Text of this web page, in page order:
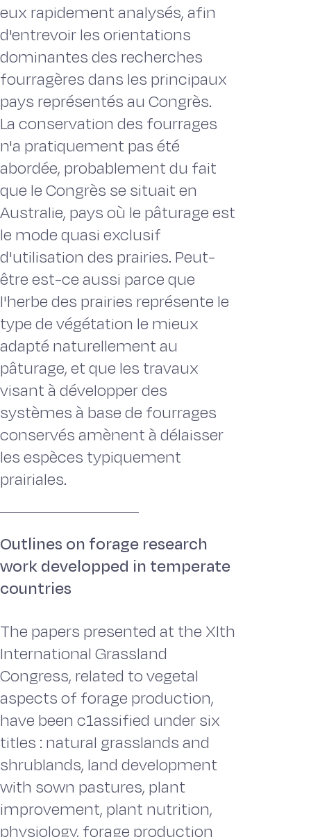
eux rapidement analysés, afin
d'entrevoir les orientations
dominantes des recherches
fourragères dans les principaux
pays représentés au Congrès.
La conservation des fourrages
n'a pratiquement pas été
abordée, probablement du fait
que le Congrès se situait en
Australie, pays où le pâturage est
le mode quasi exclusif
d'utilisation des prairies. Peut-
être est-ce aussi parce que
l'herbe des prairies représente le
type de végétation le mieux
adapté naturellement au
pâturage, et que les travaux
visant à développer des
systèmes à base de fourrages
conservés amènent à délaisser
les espèces typiquement
prairiales.
Outlines on forage research
work developped in temperate
countries
The papers presented at the Xlth
International Grassland
Congress, related to vegetal
aspects of forage production,
have been c1assified under six
titles : natural grasslands and
shrublands, land development
with sown pastures, plant
improvement, plant nutrition,
physiology, forage production